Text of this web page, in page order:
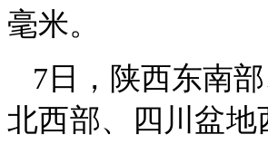
毫米。
7日，陕西东南
北西部、四川盆